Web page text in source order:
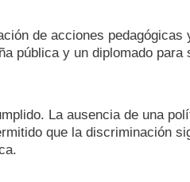
de acciones
pública y un diplomado
La ausencia de una
que la discriminación